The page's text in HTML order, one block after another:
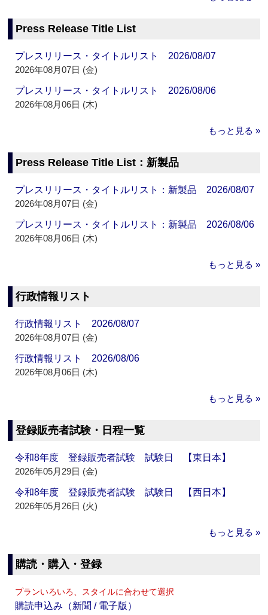
Press Release Title List
プレスリリース・タイトルリスト 2026/08/07
2026年08月07日 (金)
プレスリリース・タイトルリスト 2026/08/06
2026年08月06日 (木)
もっと見る »
Press Release Title List：新製品
プレスリリース・タイトルリスト：新製品 2026/08/07
2026年08月07日 (金)
プレスリリース・タイトルリスト：新製品 2026/08/06
2026年08月06日 (木)
もっと見る »
行政情報リスト
行政情報リスト 2026/08/07
2026年08月07日 (金)
行政情報リスト 2026/08/06
2026年08月06日 (木)
もっと見る »
登録販売者試験・日程一覧
令和8年度 登録販売者試験 試験日 【東日本】
2026年05月29日 (金)
令和8年度 登録販売者試験 試験日 【西日本】
2026年05月26日 (火)
もっと見る »
購読・購入・登録
プランいろいろ、スタイルに合わせて選択
購読申込み（新聞 / 電子版）